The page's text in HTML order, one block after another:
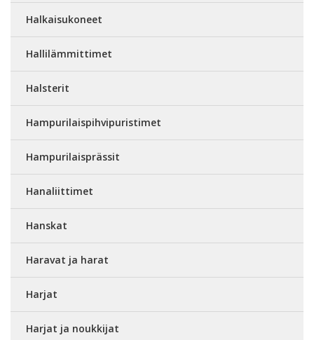
Halkaisukoneet
Hallilämmittimet
Halsterit
Hampurilaispihvipuristimet
Hampurilaisprässit
Hanaliittimet
Hanskat
Haravat ja harat
Harjat
Harjat ja noukkijat